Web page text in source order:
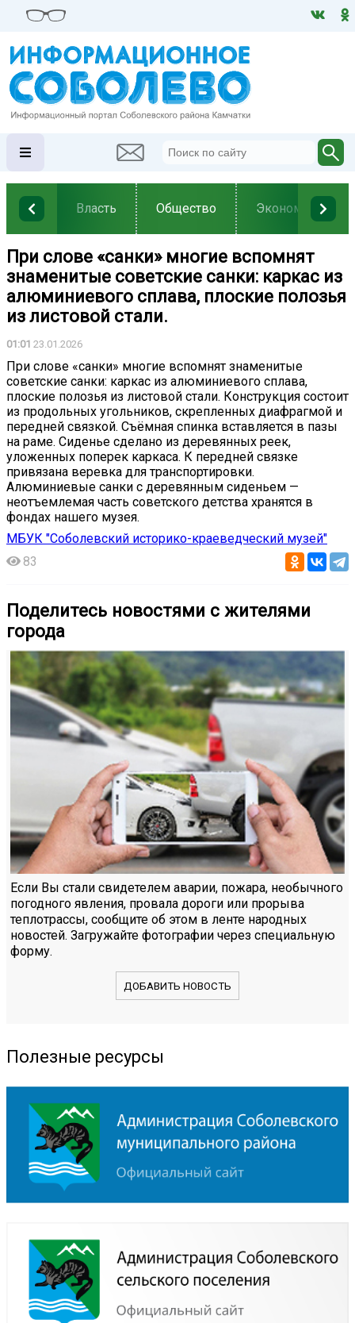
Власть Общество Экономика
При слове «санки» многие вспомнят
знаменитые советские санки: каркас из
алюминиевого сплава, плоские полозья
из листовой стали.
01:01 23.01.2026
При слове «санки» многие вспомнят знаменитые
советские санки: каркас из алюминиевого сплава,
плоские полозья из листовой стали. Конструкция состоит
из продольных угольников, скрепленных диафрагмой и
передней связкой. Съёмная спинка вставляется в пазы
на раме. Сиденье сделано из деревянных реек,
уложенных поперек каркаса. К передней связке
привязана веревка для транспортировки.
Алюминиевые санки с деревянным сиденьем —
неотъемлемая часть советского детства хранятся в
фондах нашего музея.
МБУК "Соболевский историко-краеведческий музей"
83
Поделитесь новостями с жителями
города
Если Вы стали свидетелем аварии, пожара, необычного
погодного явления, провала дороги или прорыва
теплотрассы, сообщите об этом в ленте народных
новостей. Загружайте фотографии через специальную
форму.
ДОБАВИТЬ НОВОСТЬ
Полезные ресурсы